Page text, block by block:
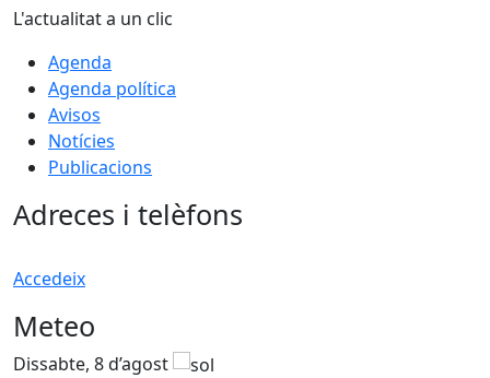
L'actualitat a un clic
Agenda
Agenda política
Avisos
Notícies
Publicacions
Adreces i telèfons
Accedeix
Meteo
Dissabte, 8 d’agost